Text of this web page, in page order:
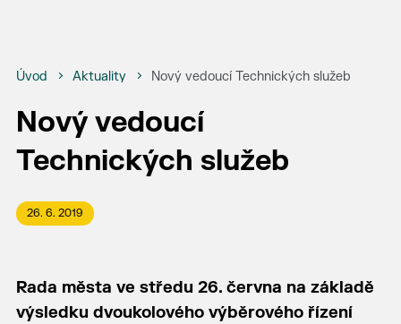
Úvod Aktuality Nový vedoucí Technických služeb
Nový vedoucí
Technických služeb
26. 6. 2019
Rada města ve středu 26. června na základě
výsledku dvoukolového výběrového řízení